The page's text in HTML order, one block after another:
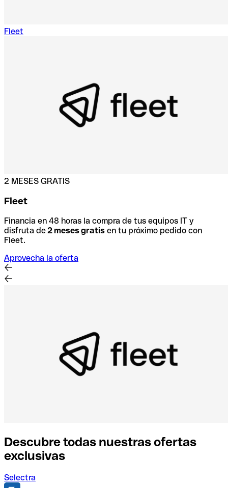
Fleet
2 MESES GRATIS
Fleet
Financia en 48 horas la compra de tus equipos IT y
disfruta de2 meses gratis en tu próximo pedido con
Fleet.
Aprovecha la oferta
Descubre todas nuestras ofertas
exclusivas
Selectra